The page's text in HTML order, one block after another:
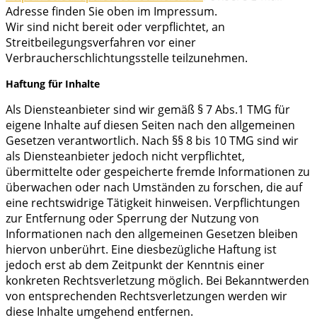
Adresse finden Sie oben im Impressum.
Wir sind nicht bereit oder verpflichtet, an
Streitbeilegungsverfahren vor einer
Verbraucherschlichtungsstelle teilzunehmen.
Haftung für Inhalte
Als Diensteanbieter sind wir gemäß § 7 Abs.1 TMG für
eigene Inhalte auf diesen Seiten nach den allgemeinen
Gesetzen verantwortlich. Nach §§ 8 bis 10 TMG sind wir
als Diensteanbieter jedoch nicht verpflichtet,
übermittelte oder gespeicherte fremde Informationen zu
überwachen oder nach Umständen zu forschen, die auf
eine rechtswidrige Tätigkeit hinweisen. Verpflichtungen
zur Entfernung oder Sperrung der Nutzung von
Informationen nach den allgemeinen Gesetzen bleiben
hiervon unberührt. Eine diesbezügliche Haftung ist
jedoch erst ab dem Zeitpunkt der Kenntnis einer
konkreten Rechtsverletzung möglich. Bei Bekanntwerden
von entsprechenden Rechtsverletzungen werden wir
diese Inhalte umgehend entfernen.